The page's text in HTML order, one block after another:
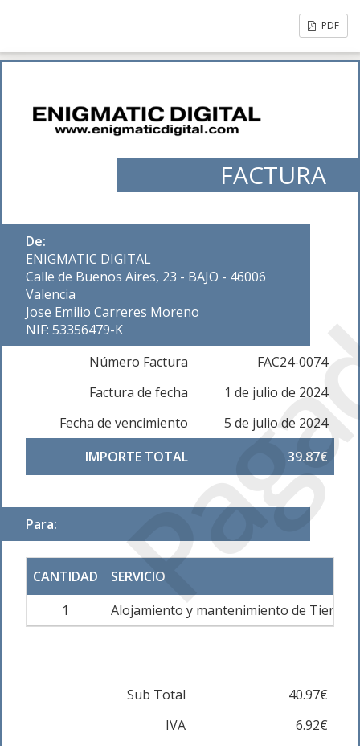
PDF
FACTURA
De:
ENIGMATIC DIGITAL
Calle de Buenos Aires, 23 - BAJO - 46006
Valencia
Jose Emilio Carreres Moreno
NIF: 53356479-K
Número Factura
FAC24-0074
Factura de fecha
1 de julio de 2024
Fecha de vencimiento
5 de julio de 2024
IMPORTE TOTAL
39.87€
Para:
CANTIDAD
SERVICIO
1
Alojamiento y mantenimiento de Tienda
Sub Total
40.97€
IVA
6.92€